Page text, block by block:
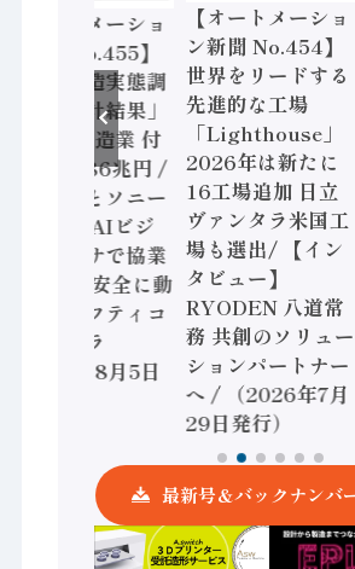
【オートメーショ
ン新聞 No.455】
「経済構造実態調
査二次集計結果」
2024年製造業 付
加価値額86兆円 /
三菱電機とソニー
セミコン AIビジ
ョンセンサで協業
/ IDEC、安全に動
かすセーフティコ
ントローラ
（2026年8月5日
【オートメーショ
ン新聞 No.454】
世界をリードする
先進的な工場
「Lighthouse」
2026年は新たに
16工場追加 日立
ヴァンタラ米国工
場も選出/ 【イン
タビュー】
RYODEN 八道常
務 共創のソリュー
ションパートナー
へ / （2026年7月
29日発行）
最新号＆バックナンバ